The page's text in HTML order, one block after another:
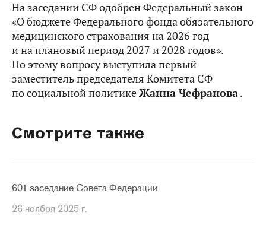
На заседании СФ одобрен Федеральный закон
«О бюджете Федерального фонда обязательного
медицинского страхования на 2026 год
и на плановый период 2027 и 2028 годов».
По этому вопросу выступила первый
заместитель председателя Комитета СФ
по социальной политикеЖанна Чефранова.
Смотрите также
601 заседание Совета Федерации
26 ноября 2025 г.